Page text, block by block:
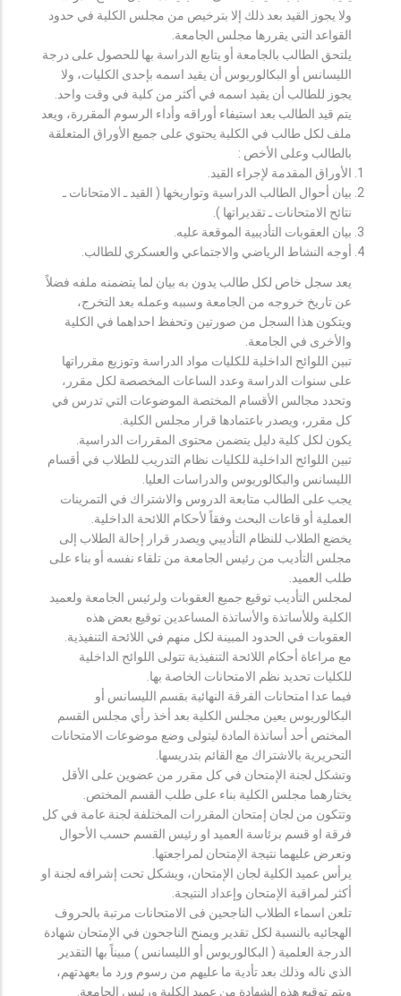
ولا يجوز القيد بعد ذلك إلا بترخيص من مجلس الكلية في حدود
القواعد التي يقررها مجلس الجامعة.
يلتحق الطالب بالجامعة أو يتابع الدراسة بها للحصول على درجة
الليسانس أو البكالوريوس أن يقيد اسمه بإحدى الكليات، ولا
يجوز للطالب أن يقيد اسمه في أكثر من كلية في وقت واحد.
يتم قيد الطالب بعد استيفاء أوراقه وأداء الرسوم المقررة، ويعد
ملف لكل طالب في الكلية يحتوي على جميع الأوراق المتعلقة
بالطالب وعلى الأخص :
الأوراق المقدمة لإجراء القيد.
بيان أحوال الطالب الدراسية وتواريخها ( القيد ـ الامتحانات ـ
نتائح الامتحانات ـ تقديراتها ).
بيان العقوبات التأديبية الموقعة عليه.
أوجه النشاط الرياضي والاجتماعي والعسكري للطالب.
يعد سجل خاص لكل طالب يدون به بيان لما يتضمنه ملفه فضلاً
عن تاريخ خروجه من الجامعة وسببه وعمله بعد التخرج،
ويتكون هذا السجل من صورتين وتحفظ احداهما في الكلية
والأخرى في الجامعة.
تبين اللوائح الداخلية للكليات مواد الدراسة وتوزيع مقرراتها
على سنوات الدراسة وعدد الساعات المخصصة لكل مقرر،
وتحدد مجالس الأقسام المختصة الموضوعات التي تدرس في
كل مقرر، ويصدر باعتمادها قرار مجلس الكلية.
يكون لكل كلية دليل يتضمن محتوى المقررات الدراسية.
تبين اللوائح الداخلية للكليات نظام التدريب للطلاب في أقسام
الليسانس والبكالوريوس والدراسات العليا.
يجب على الطالب متابعة الدروس والاشتراك في التمرينات
العملية أو قاعات البحث وفقاً لأحكام اللائحة الداخلية.
يخضع الطلاب للنظام التأديبي ويصدر قرار إحالة الطلاب إلى
مجلس التأديب من رئيس الجامعة من تلقاء نفسه أو بناء على
طلب العميد.
لمجلس التأديب توقيع جميع العقوبات ولرئيس الجامعة ولعميد
الكلية وللأساتذة والأساتذة المساعدين توقيع بعض هذه
العقوبات في الحدود المبينة لكل منهم في اللائحة التنفيذية.
مع مراعاة أحكام اللائحة التنفيذية تتولى اللوائح الداخلية
للكليات تحديد نظم الامتحانات الخاصة بها.
فيما عدا امتحانات الفرقة النهائية بقسم الليسانس أو
البكالوريوس يعين مجلس الكلية بعد أخذ رأي مجلس القسم
المختص أحد أساتذة المادة ليتولى وضع موضوعات الامتحانات
التحريرية بالاشتراك مع القائم بتدريسها.
وتشكل لجنة الإمتحان في كل مقرر من عضوين على الأقل
يختارهما مجلس الكلية بناء على طلب القسم المختص.
وتتكون من لجان إمتحان المقررات المختلفة لجنة عامة في كل
فرقة او قسم برئاسة العميد او رئيس القسم حسب الأحوال
وتعرض عليهما نتيجة الإمتحان لمراجعتها.
يرأس عميد الكلية لجان الإمتحان، ويشكل تحت إشرافه لجنة او
أكثر لمراقبة الإمتحان وإعداد النتيجة.
تلعن اسماء الطلاب الناجحين فى الامتحانات مرتبة بالحروف
الهجائيه بالنسبة لكل تقدير ويمنح الناجحون في الإمتحان شهادة
الدرجة العلمية ( البكالوريوس أو الليسانس ) مبيناً بها التقدير
الذي ناله وذلك بعد تأدية ما عليهم من رسوم ورد ما بعهدتهم،
ويتم توقيع هذه الشهادة من عميد الكلية ورئيس الجامعة.